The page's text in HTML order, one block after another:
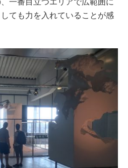
ても力を入れていることが感